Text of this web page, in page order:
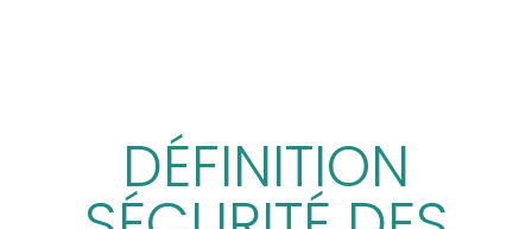
DÉFINITION